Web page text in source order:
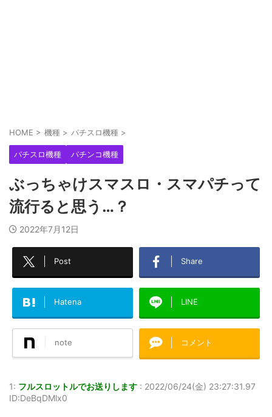
SAO夜空のフェアスタートってボーダーほど回ら
ないのによく打つよな
パチ屋さん「コンプリート後に電源入れ直したら
遊戯が続行可能なのか検証してみました」←案の
定...
HOME > 機種 > パチスロ機種 >
パチスロ機種 パチンコ機種
ぶっちゃけスマスロ・スマパチって
流行ると思う…？
2022年7月12日
Post Share
Hatena LINE
note コメント
1: フルスロットルでお送りします : 2022/06/24(金) 23:27:31.97
ID:DeBqDMlx0